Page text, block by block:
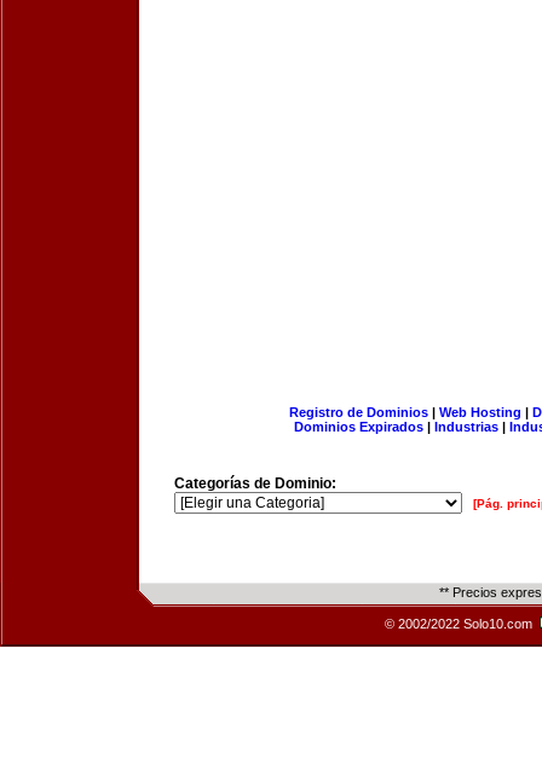
Registro de Dominios| Web Hosting |
Dominios Expirados | Industrias |
Categorías de Dominio:
[Pág.
** Precios
© 2002/2022 Solo10.com